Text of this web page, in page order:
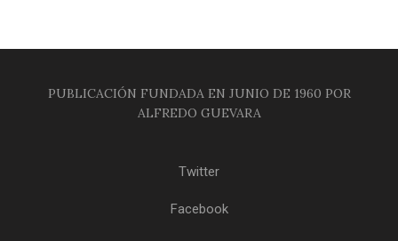
PUBLICACIÓN FUNDADA EN JUNIO DE 1960 POR
ALFREDO GUEVARA
Twitter
Facebook